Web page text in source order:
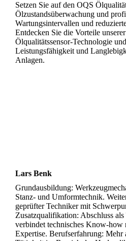
Setzen Sie auf den OQS
Ölzustandsüberwachung und
Wartungsintervallen und
Entdecken Sie die Vorteile
Ölqualitätssensor-Technologie
Leistungsfähigkeit und
Anlagen.
Lars Benk
Grundausbildung:
Stanz- und Umformtechnik.
geprüfter Techniker mit
Zusatzqualifikation: Abschluss
verbindet technisches Know-
Expertise. Berufserfahrung: Mehr